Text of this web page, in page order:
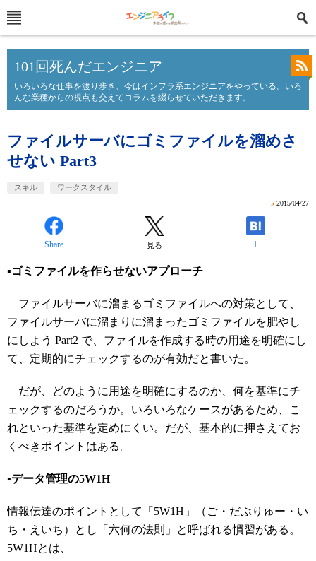
101回死んだエンジニア
いろいろな仕事を渡り歩き、今はインフラ系エンジニアをやっている。いろ
んな業種からの視点も交えてコラムを綴らせていただきます。
ファイルサーバにゴミファイルを溜めさ
せない Part3
スキル ワークスタイル
» 2015/04/27
Share 見る 1
▪️ゴミファイルを作らせないアプローチ
ファイルサーバに溜まるゴミファイルへの対策として、
ファイルサーバに溜まりに溜まったゴミファイルを肥やし
にしよう Part2 で、ファイルを作成する時の用途を明確にし
て、定期的にチェックするのが有効だと書いた。
だが、どのように用途を明確にするのか、何を基準にチ
ェックするのだろうか。いろいろなケースがあるため、こ
れといった基準を定めにくい。だが、基本的に押さえてお
くべきポイントはある。
▪️データ管理の5W1H
情報伝達のポイントとして「5W1H」（ご・だぶりゅー・い
ち・えいち）とし「六何の法則」と呼ばれる慣習がある。
5W1Hとは、